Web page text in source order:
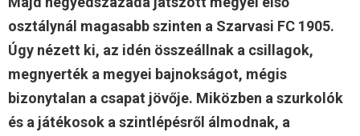
osztálynál magasabb szinten a Szarvasi FC 1905.
Úgy nézett ki, az idén összeállnak a csillagok,
megnyerték a megyei bajnokságot, mégis
bizonytalan a csapat jövője. Miközben a szurkolók
és a játékosok a szintlépésről álmodnak, a